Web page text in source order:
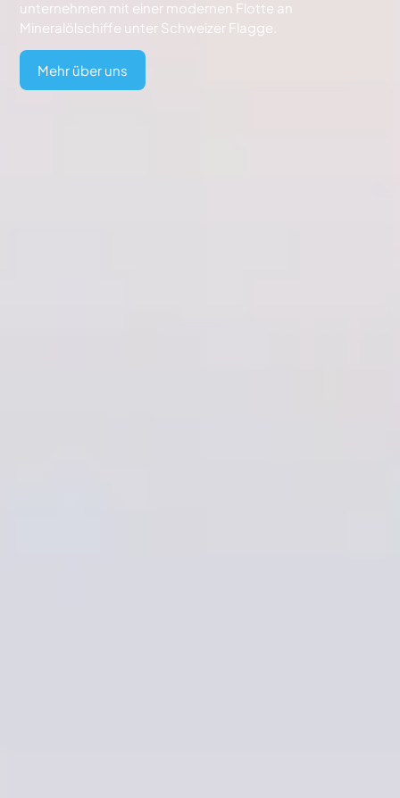
unternehmen mit einer modernen Flotte an
Mineralölschiffe unter Schweizer Flagge.
Mehr über uns